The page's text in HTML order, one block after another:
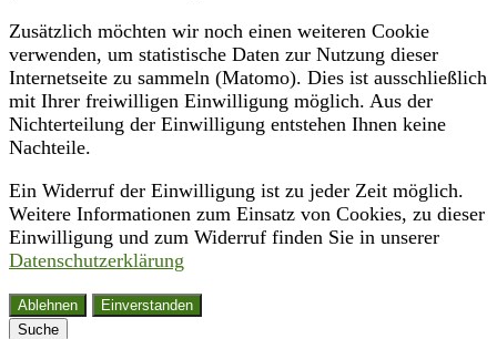
Zusätzlich möchten wir noch einen weiteren Cookie
verwenden, um statistische Daten zur Nutzung dieser
Internetseite zu sammeln (Matomo). Dies ist ausschließlich
mit Ihrer freiwilligen Einwilligung möglich. Aus der
Nichterteilung der Einwilligung entstehen Ihnen keine
Nachteile.
Ein Widerruf der Einwilligung ist zu jeder Zeit möglich.
Weitere Informationen zum Einsatz von Cookies, zu dieser
Einwilligung und zum Widerruf finden Sie in unserer
Datenschutzerklärung
Ablehnen
Einverstanden
Suche